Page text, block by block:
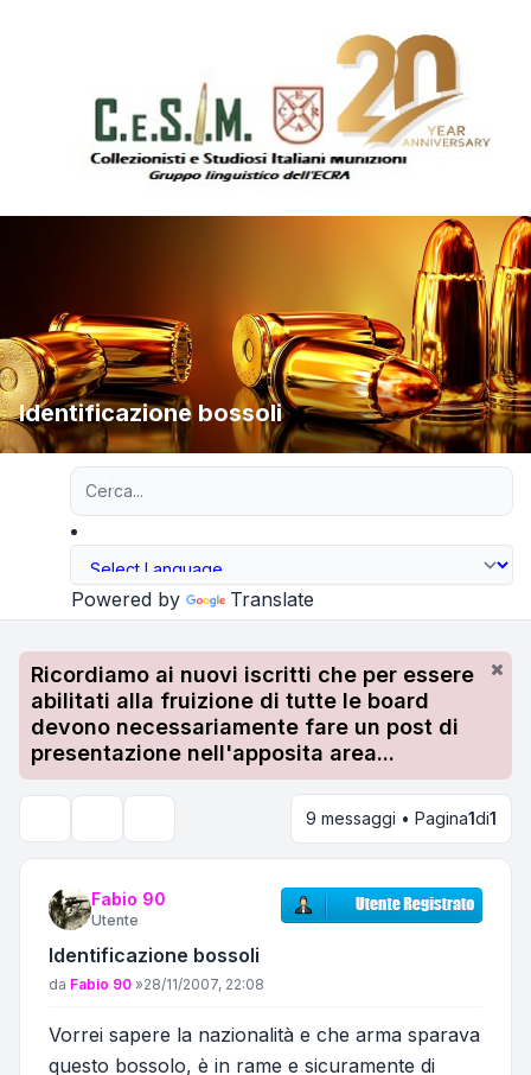
Identificazione bossoli
Powered by Translate
Ricordiamo ai nuovi iscritti che per essere
abilitati alla fruizione di tutte le board
devono necessariamente fare un post di
presentazione nell'apposita area...
9 messaggi • Pagina1di1
Fabio 90
Utente
Identificazione bossoli
Messaggio
da Fabio 90 »28/11/2007, 22:08
Vorrei sapere la nazionalità e che arma sparava
questo bossolo, è in rame e sicuramente di